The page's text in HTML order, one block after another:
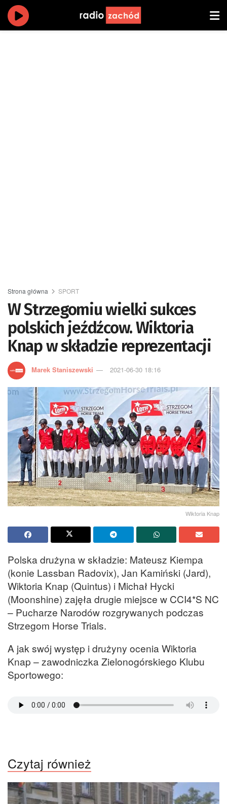
Strona główna SPORT
W Strzegomiu wielki sukces
polskich jeźdźcow. Wiktoria
Knap w składzie reprezentacji
Marek Staniszewski 2021-06-30 18:16
Wiktoria Knap
Polska drużyna w składzie: Mateusz Kiempa
(konie Lassban Radovix), Jan Kamiński (Jard),
Wiktoria Knap (Quintus) i Michał Hycki
(Moonshine) zajęła drugie miejsce w CCI4*S NC
– Pucharze Narodów rozgrywanych podczas
Strzegom Horse Trials.
A jak swój występ i drużyny ocenia Wiktoria
Knap – zawodniczka Zielonogórskiego Klubu
Sportowego:
Czytaj również